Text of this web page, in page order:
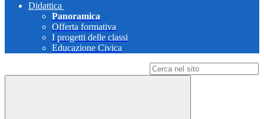
Didattica
Panoramica
Offerta formativa
I progetti delle classi
Educazione Civica